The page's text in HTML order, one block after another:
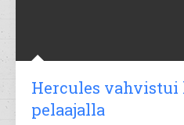
Hercules vahvistui
pelaajalla